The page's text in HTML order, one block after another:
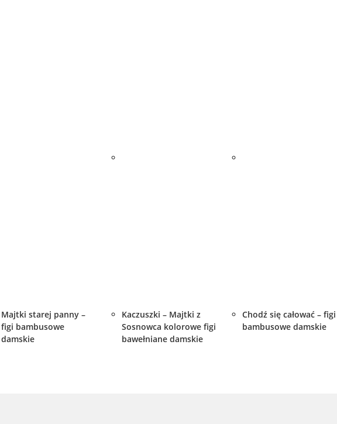
Majtki starej panny –
figi bambusowe
damskie
Kaczuszki – Majtki z
Sosnowca kolorowe figi
bawełniane damskie
Chodź się całować – figi
bambusowe damskie